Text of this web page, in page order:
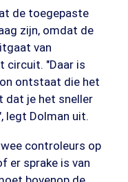
de toegepaste
zijn, omdat de
van
circuit. "Daar is
ontstaat die het
dat je het sneller
legt Dolman uit.
controleurs op
er sprake is van